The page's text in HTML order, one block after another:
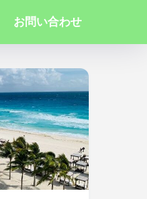
お問い合わせ